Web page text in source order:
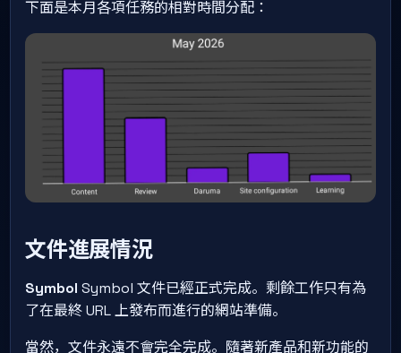
下面是本月各項任務的相對時間分配：
文件進展情況
Symbol Symbol 文件已經正式完成。剩餘工作只有為
了在最終 URL 上發布而進行的網站準備。
當然，文件永遠不會完全完成。隨著新產品和新功能的